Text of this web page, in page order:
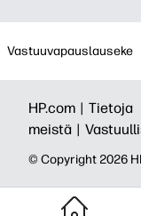
Vastuuvapauslauseke
HP.com | Tietoja
meistä |
© Copyright 2026